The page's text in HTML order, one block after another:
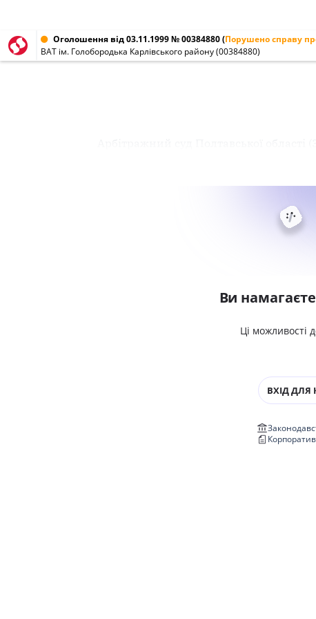
Оголошення від 03.11.1999 № 00384880(Порушено справу
ВАТ ім. Голобородька Карлівського району (00384880)
Ви
Ці можливості
ВХІД ДЛЯ